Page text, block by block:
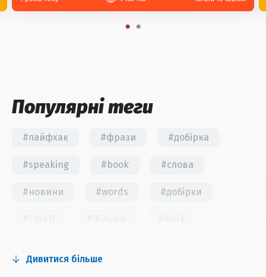
Популярні теги
#лайфхак #фрази #добірка
#speaking #book #слова
#новини #words #добірки
Дивитися більше